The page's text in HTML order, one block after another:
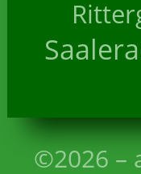
©2026 –